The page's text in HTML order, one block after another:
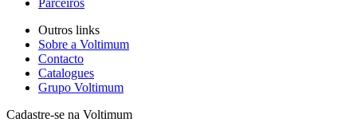
Parceiros
Outros links
Sobre a Voltimum
Contacto
Catalogues
Grupo Voltimum
Cadastre-se na Voltimum